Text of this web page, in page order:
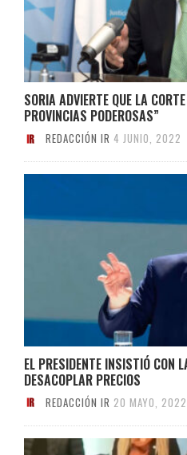
SORIA ADVIERTE QUE LA
PROVINCIAS PODEROSAS”
REDACCIÓN IR 4 JUNIO, 2022
EL PRESIDENTE INSISTIÓ CON
DESACOPLAR PRECIOS
REDACCIÓN IR 20 MAYO, 2022